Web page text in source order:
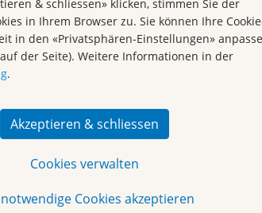
& schliessen» klicken, stimmen Sie der
in Ihrem Browser zu. Sie können Ihre
in den «Privatsphären-Einstellungen»
der Seite). Weitere Informationen in der
.
Akzeptieren & schliessen
Cookies verwalten
Cookies akzeptieren
061 319 99 88 bis einen Arbeitstag
Wir freuen uns über jeden